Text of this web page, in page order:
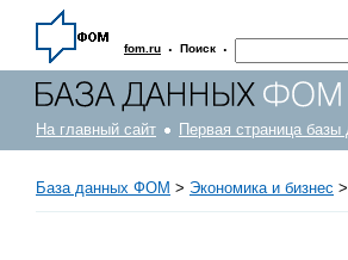
fom.ru · Поиск ·
На главный сайт Первая страница базы
База данных ФОМ > Экономика и бизнес >